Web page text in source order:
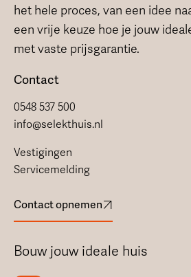
het hele proces, van een idee
een vrije keuze hoe je jouw
met vaste prijsgarantie.
Contact
0548 537 500
info@selekthuis.nl
Vestigingen
Servicemelding
Contact opnemen
Bouw jouw ideale huis